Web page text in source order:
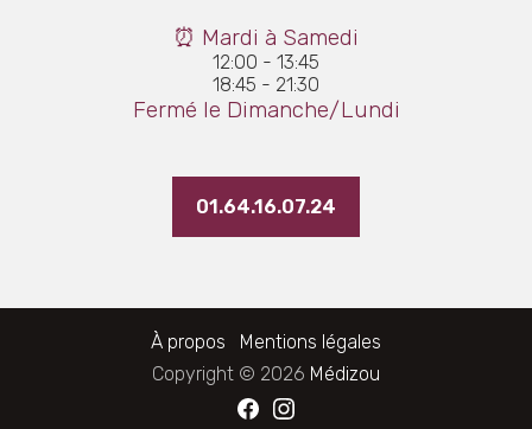
⏰ Mardi à Samedi
12:00 - 13:45
18:45 - 21:30
Fermé le Dimanche/Lundi
01.64.16.07.24
À propos
Mentions légales
Copyright © 2026 Médizou
FacebookInstagram